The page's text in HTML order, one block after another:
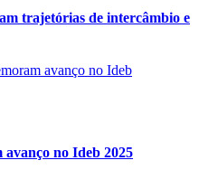
trajetórias de intercâmbio e
no Ideb 2025